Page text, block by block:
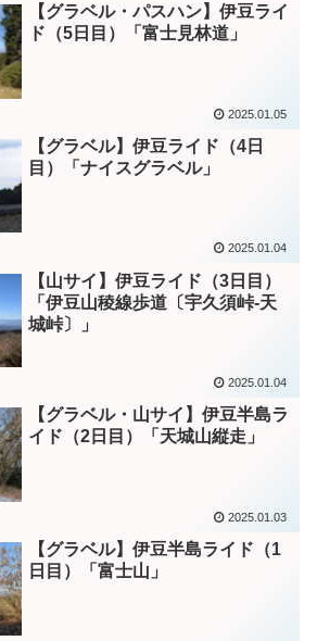
【グラベル・パスハン】伊豆ライ
ド（5日目）「富士見林道」
2025.01.05
【グラベル】伊豆ライド（4日
目）「ナイスグラベル」
2025.01.04
【山サイ】伊豆ライド（3日目）
「伊豆山稜線歩道〔宇久須峠-天
城峠〕」
2025.01.04
【グラベル・山サイ】伊豆半島ラ
イド（2日目）「天城山縦走」
2025.01.03
【グラベル】伊豆半島ライド（1
日目）「富士山」